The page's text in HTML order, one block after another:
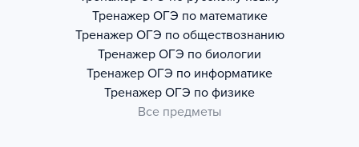
Тренажер ОГЭ по математике
Тренажер ОГЭ по обществознанию
Тренажер ОГЭ по биологии
Тренажер ОГЭ по информатике
Тренажер ОГЭ по физике
Все предметы